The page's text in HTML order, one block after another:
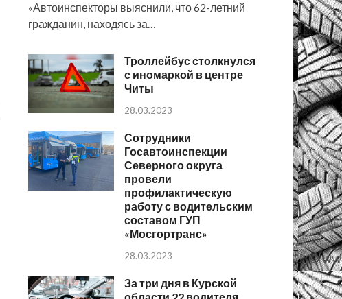
«Автоинспекторы выяснили, что 62-летний
гражданин, находясь за…
Троллейбус столкнулся
с иномаркой в центре
Читы
28.03.2023
Сотрудники
Госавтоинспекции
Северного округа
провели
профилактическую
работу с водительским
составом ГУП
«Мосгортранс»
28.03.2023
За три дня в Курской